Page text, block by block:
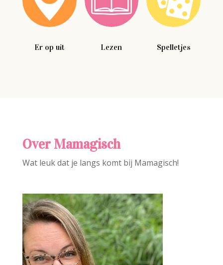
Er op uit Lezen Spelletjes
Over Mamagisch
Wat leuk dat je langs komt bij Mamagisch!